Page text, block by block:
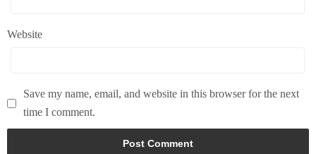
Website
Save my name, email, and website in this browser for the next
time I comment.